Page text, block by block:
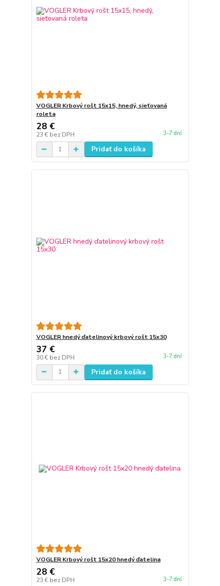
VOGLER Krbový rošt 15x15, hnedý, sieťovaná
roleta
28 €
23 € bez DPH 3-7 dní
Pridať do košíka
VOGLER hnedý ďatelinový krbový rošt 15x30
37 €
30 € bez DPH 3-7 dní
Pridať do košíka
VOGLER Krbový rošt 15x20 hnedý ďatelina
28 €
23 € bez DPH 3-7 dní